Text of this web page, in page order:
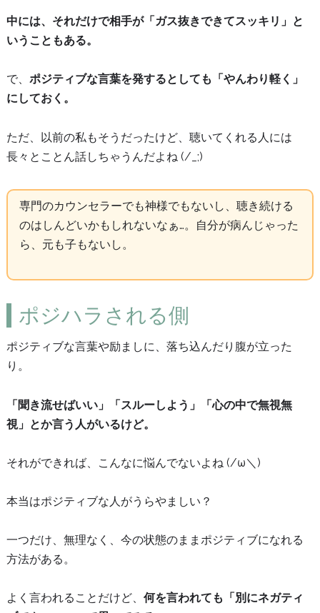
中には、それだけで相手が「ガス抜きできてスッキリ」と
いうこともある。
で、 ポジティブな言葉を発するとしても「やんわり軽く」
にしておく。
ただ、以前の私もそうだったけど、聴いてくれる人には
長々とことん話しちゃうんだよね (/_;)
専門のカウンセラーでも神様でもないし、聴き続ける
のはしんどいかもしれないなぁ…。自分が病んじゃった
ら、元も子もないし。
ポジハラされる側
ポジティブな言葉や励ましに、落ち込んだり腹が立った
り。
「聞き流せばいい」「スルーしよう」「心の中で無視無
視」とか言う人がいるけど。
それができれば、こんなに悩んでないよね (/ω＼)
本当はポジティブな人がうらやましい？
一つだけ、無理なく、今の状態のままポジティブになれる
方法がある。
よく言われることだけど、 何を言われても「別にネガティ